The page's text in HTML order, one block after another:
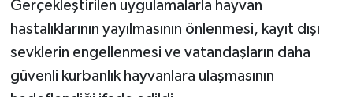
Gerçekleştirilen uygulamalarla hayvan
hastalıklarının yayılmasının önlenmesi, kayıt dışı
sevklerin engellenmesi ve vatandaşların daha
güvenli kurbanlık hayvanlara ulaşmasının